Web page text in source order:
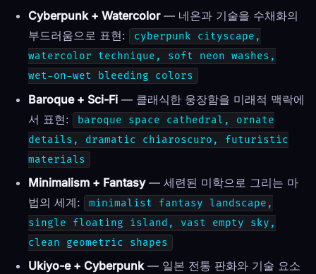
Cyberpunk + Watercolor— 네온과 기술을 수채화의
부드러움으로 표현:
cyberpunk cityscape,
watercolor technique, soft neon washes,
wet-on-wet bleeding colors
Baroque + Sci-Fi — 클래식한 웅장함을 미래적 맥락에
서 표현:
baroque space cathedral, ornate
details, dramatic chiaroscuro, futuristic
materials
Minimalism + Fantasy— 세련된 미학으로 그리는 마
법의 세계:
minimalist fantasy landscape,
single floating island, vast empty sky,
clean geometric shapes
Ukiyo-e + Cyberpunk— 일본 전통 판화와 기술 요소